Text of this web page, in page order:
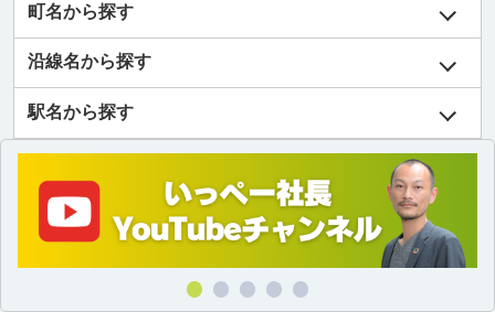
町名から探す
沿線名から探す
駅名から探す